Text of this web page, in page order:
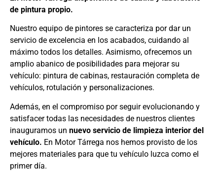
de pintura propio.
Nuestro equipo de pintores se caracteriza por dar un
servicio de excelencia en los acabados, cuidando al
máximo todos los detalles. Asimismo, ofrecemos un
amplio abanico de posibilidades para mejorar su
vehículo: pintura de cabinas, restauración completa de
vehículos, rotulación y personalizaciones.
Además, en el compromiso por seguir evolucionando y
satisfacer todas las necesidades de nuestros clientes
inauguramos un nuevo servicio de limpieza interior del
vehículo. En Motor Tárrega nos hemos provisto de los
mejores materiales para que tu vehículo luzca como el
primer día.